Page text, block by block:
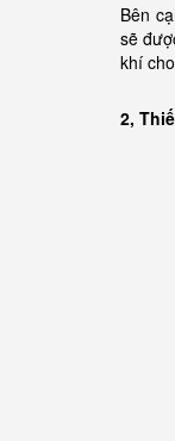
Bên
sẽ
khí
2,